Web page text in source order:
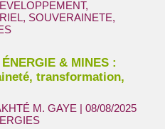
,
, SOUVERAINETE,
& MINES :
transformation,
M. GAYE | 08/08/2025